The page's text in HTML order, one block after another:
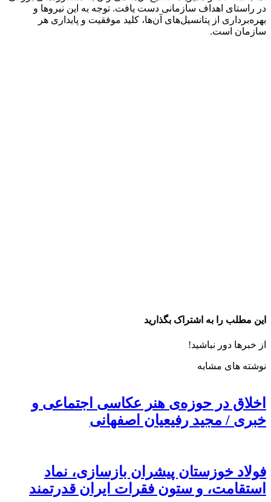
در راستای اهداف سازمانی دست یافت. توجه به این نیروها و
بهره‌برداری از پتانسیل‌های آن‌ها، کلید موفقیت و پایداری هر
سازمان است.
این مطلب را به اشتراک بگذارید
از خبرها دور نباشید!
نوشته های مشابه
اخلاق در حوزه‌ی هنر عکاسی اجتماعی و
خبری / مجید رفیعیان اصفهانی
فولاد خوزستان پیشران بازسازی، نماد
استقامت، و ستون فقرات ایران قدرتمند